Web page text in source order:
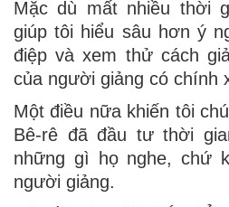
Mặc dù mất nhiều thời
giúp tôi hiểu sâu hơn ý
điệp và xem thử cách
của người giảng có chính
Một điều nữa khiến tôi
Bê-rê đã đầu tư thời
những gì họ nghe, chứ
người giảng.